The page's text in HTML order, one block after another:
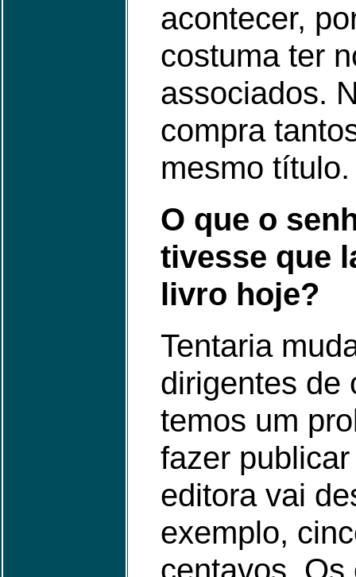
acontecer,
costuma ter
associados.
compra
mesmo título.
O que o
tivesse que
livro hoje?
Tentaria
dirigentes de
temos um
fazer
editora vai
exemplo,
centavos. Os